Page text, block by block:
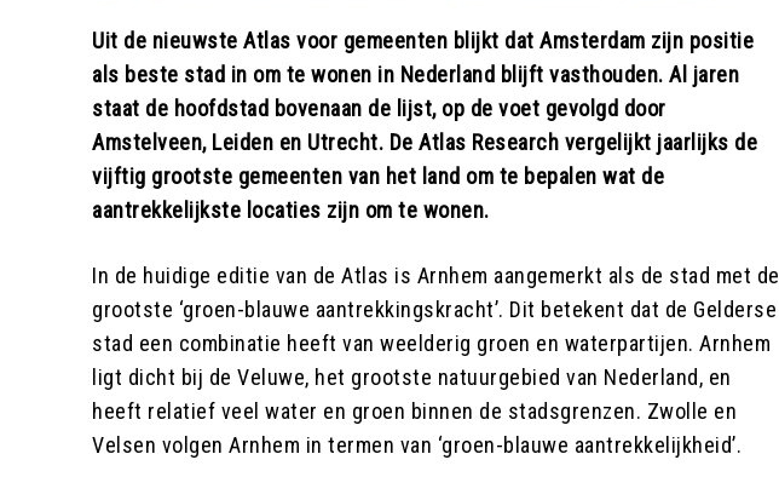
Uit de nieuwste Atlas voor gemeenten blijkt dat Amsterdam zijn positie
als beste stad in om te wonen in Nederland blijft vasthouden. Al jaren
staat de hoofdstad bovenaan de lijst, op de voet gevolgd door
Amstelveen, Leiden en Utrecht. De Atlas Research vergelijkt jaarlijks de
vijftig grootste gemeenten van het land om te bepalen wat de
aantrekkelijkste locaties zijn om te wonen.
In de huidige editie van de Atlas is Arnhem aangemerkt als de stad met de
grootste ‘groen-blauwe aantrekkingskracht’. Dit betekent dat de Gelderse
stad een combinatie heeft van weelderig groen en waterpartijen. Arnhem
ligt dicht bij de Veluwe, het grootste natuurgebied van Nederland, en
heeft relatief veel water en groen binnen de stadsgrenzen. Zwolle en
Velsen volgen Arnhem in termen van ‘groen-blauwe aantrekkelijkheid’.